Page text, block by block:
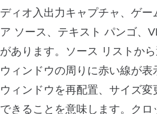
ディオ入出力キャプチャ、ゲー
ア ソース、テキスト パンゴ、
があります。ソース リストか
ウィンドウの周りに赤い線が表
ウィンドウを再配置、サイズ
できることを意味します。ク